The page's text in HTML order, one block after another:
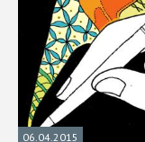
06.04.2015